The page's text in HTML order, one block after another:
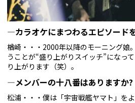
—カラオケにまつわるエピソード
楢崎・・・2000年以降のモーニング娘
うことが“盛り上がりスイッチ”になっ
り上がります（笑）。
—メンバーの十八番はありますか?
松浦・・・僕は「宇宙戦艦ヤマト」を